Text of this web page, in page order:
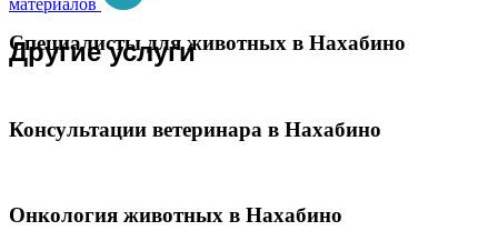
материалов
Другие услуги
Специалисты для животных в Нахабино
Консультации ветеринара в Нахабино
Онкология животных в Нахабино